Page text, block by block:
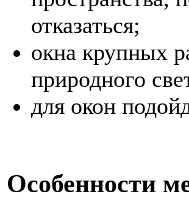
отказаться;
окна крупных
природного
для окон
Особенности